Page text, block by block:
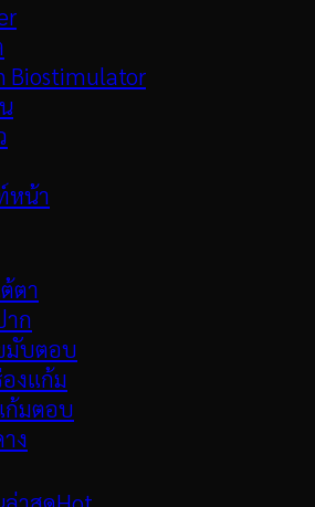
Biostimulator
หน้า
ตา
าก
มับตอบ
งแก้ม
ก้มตอบ
ง